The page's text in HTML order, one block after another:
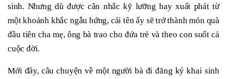
sinh. Nhưng dù được cân nhắc kỹ lưỡng hay xuất phát từ
một khoảnh khắc ngẫu hứng, cái tên ấy sẽ trở thành món quà
đầu tiên cha mẹ, ông bà trao cho đứa trẻ và theo con suốt cả
cuộc đời.
Mới đây, câu chuyện về một người bà đi đăng ký khai sinh